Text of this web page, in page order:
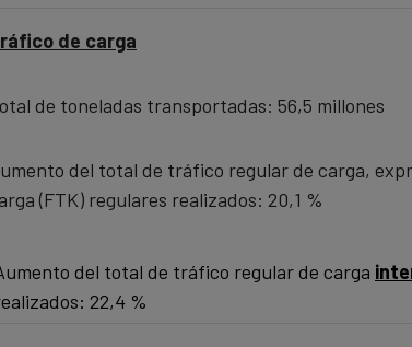
de carga
de toneladas transportadas: 56,5 millones
del total de tráfico regular de carga,
(FTK) regulares realizados: 20,1 %
del total de tráfico regular de carga
22,4 %